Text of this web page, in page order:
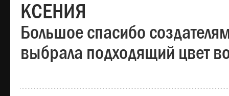
КСЕНИЯ
Большое спасибо
выбрала подходящий цвет